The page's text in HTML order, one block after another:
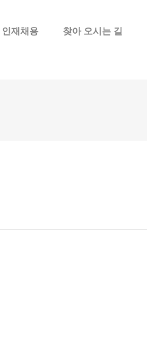
인재채용 찾아 오시는 길